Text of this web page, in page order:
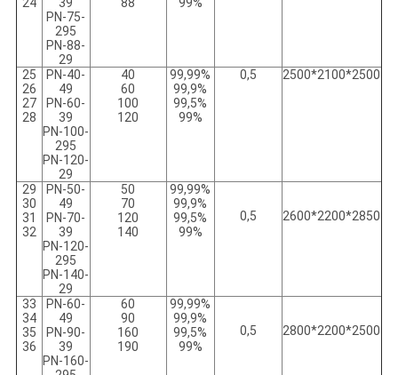
24
39
PN-75-
295
PN-88-
29
88 99%
25
26
27
28
PN-40-
49
PN-60-
39
PN-100-
295
PN-120-
29
40
60
100
120
99,99%
99,9%
99,5%
99%
0,5 2500*2100*2500
29
30
31
32
PN-50-
49
PN-70-
39
PN-120-
295
PN-140-
29
50
70
120
140
99,99%
99,9%
99,5%
99%
0,5 2600*2200*2850
33
34
35
36
PN-60-
49
PN-90-
39
PN-160-
60
90
160
190
99,99%
99,9%
99,5%
99%
0,5 2800*2200*2500